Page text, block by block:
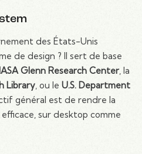
des États-Unis
de design ? Il sert de base
Glenn Research Center, la
Library, ou le U.S. Department
général est de rendre la
sur desktop comme